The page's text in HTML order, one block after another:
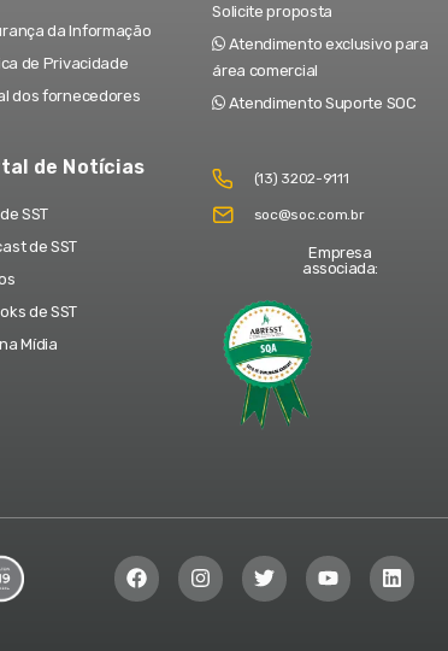
da Informação
de Privacidade
dos fornecedores
de Notícias
SST
de SST
de SST
Mídia
Solicite proposta
Atendimento exclusivo para
área comercial
Atendimento Suporte SOC
(13) 3202-9111
soc@soc.com.br
Empresa
associada: